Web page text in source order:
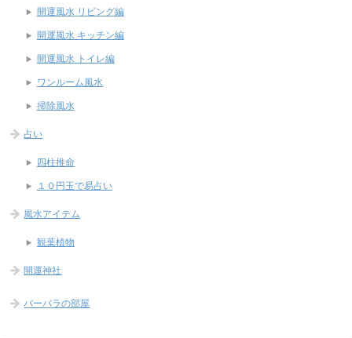
開運風水 リビング編
開運風水 キッチン編
開運風水 トイレ編
ワンルーム風水
掃除風水
占い
四柱推命
１０円玉で易占い
風水アイテム
観葉植物
開運神社
バーバラの部屋